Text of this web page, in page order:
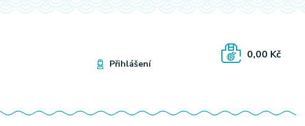
Přihlášení
0,00 Kč